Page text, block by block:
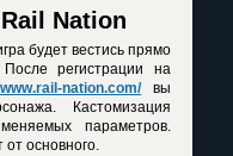
Nation
будет вестись прямо
регистрации на
nation.com/вы
Кастомизация
параметров.
от основного.